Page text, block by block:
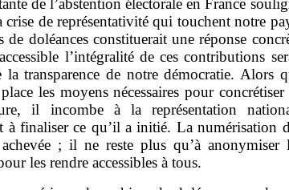
de l’abstention électorale en France
crise de représentativité qui touchent notre
doléances constituerait une réponse
l’intégralité de ces contributions
transparence de notre démocratie. Alors
les moyens nécessaires pour concrétiser
il incombe à la représentation
à finaliser ce qu’il a initié. La numérisation
; il ne reste plus qu’à anonymiser
les rendre accessibles à tous.